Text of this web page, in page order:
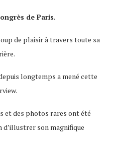
de Paris.
de plaisir à travers toute sa
longtemps a mené cette
et des photos rares ont été
d’illustrer son magnifique